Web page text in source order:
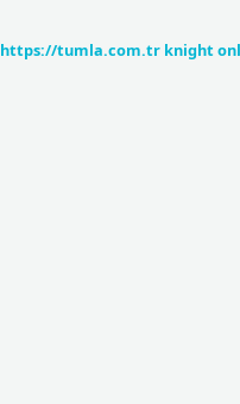
https://tumla.com.tr knight